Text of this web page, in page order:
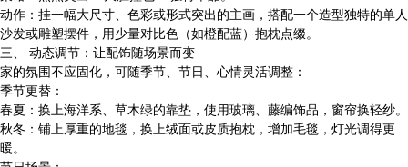
动作：挂一幅大尺寸、色彩或形式突出的主画，搭配一个造型独特的单人
沙发或雕塑摆件，用少量对比色（如橙配蓝）抱枕点缀。
三、 动态调节：让配饰随场景而变
家的氛围不应固化，可随季节、节日、心情灵活调整：
季节更替：
春夏：换上海洋系、草木绿的靠垫，使用玻璃、藤编饰品，窗帘换轻纱。
秋冬：铺上厚重的地毯，换上绒面或皮质抱枕，增加毛毯，灯光调得更
暖。